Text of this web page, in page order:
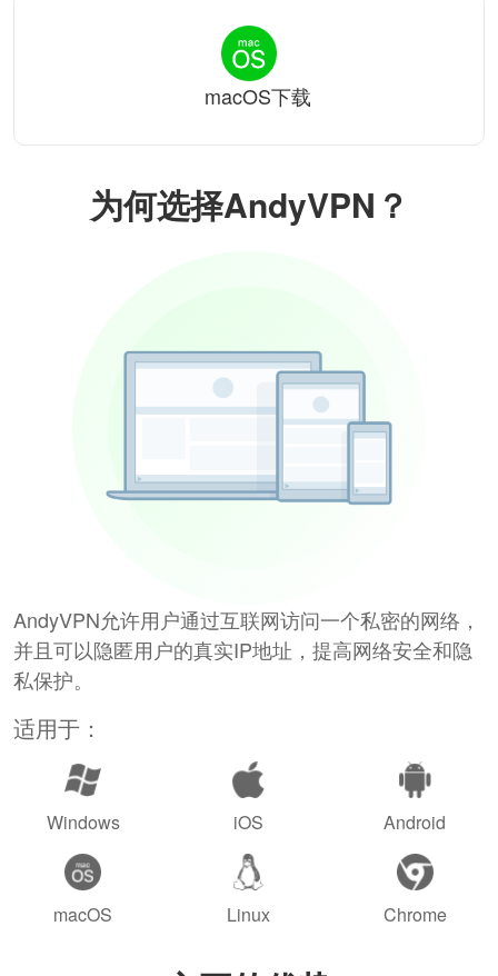
为何选择AndyVPN？
AndyVPN允许用户通过互联网访问一个私密的网络，
并且可以隐匿用户的真实IP地址，提高网络安全和隐
私保护。
适用于：
Windows iOS Android
macOS Linux Chrome
macOS下载